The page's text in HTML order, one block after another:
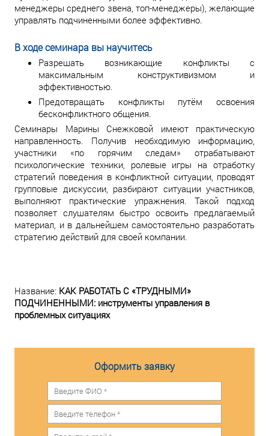
менеджеры среднего звена, топ-менеджеры), желающие
управлять подчиненными более эффективно.
В ходе семинара вы научитесь
Разрешать возникающие конфликты с
максимальным конструктивизмом и
эффективностью.
Предотвращать конфликты путём освоения
бесконфликтного общения.
Семинары Марины Снежковой имеют практическую
направленность. Получив необходимую информацию,
участники «по горячим следам» отрабатывают
психологические техники, ролевые игры на отработку
стратегий поведения в конфликтной ситуации, проводят
групповые дискуссии, разбирают ситуации участников,
выполняют практические упражнения. Такой подход
позволяет слушателям быстро освоить предлагаемый
материал, и в дальнейшем самостоятельно разработать
стратегию действий для своей компании.
Название: КАК РАБОТАТЬ С «ТРУДНЫМИ»
ПОДЧИНЕННЫМИ: инструменты управления в
проблемных ситуациях
Оформить заявку